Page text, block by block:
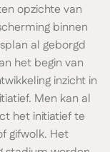
opzichte van
binnen
al geborgd
het begin van
inzicht in
Men kan al
het initiatief te
gifwolk. Het